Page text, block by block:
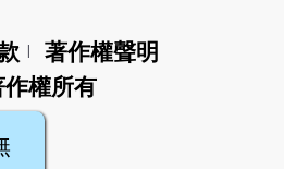
著作權聲明
作權所有